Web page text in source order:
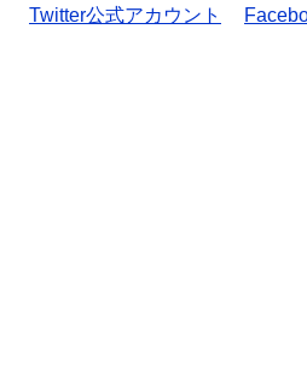
Twitter公式アカウント